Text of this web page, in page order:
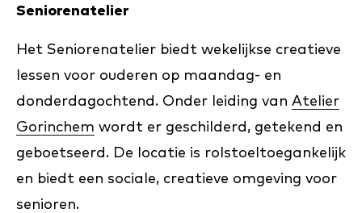
Seniorenatelier
Het Seniorenatelier biedt wekelijkse creatieve
lessen voor ouderen op maandag- en
donderdagochtend. Onder leiding van Atelier
Gorinchem wordt er geschilderd, getekend en
geboetseerd. De locatie is rolstoeltoegankelijk
en biedt een sociale, creatieve omgeving voor
senioren.